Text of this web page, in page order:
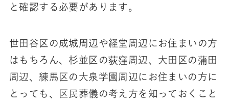
と確認する必要があります。
世田谷区の成城周辺や経堂周辺にお住まいの方
はもちろん、杉並区の荻窪周辺、大田区の蒲田
周辺、練馬区の大泉学園周辺にお住まいの方に
とっても、区民葬儀の考え方を知っておくこと